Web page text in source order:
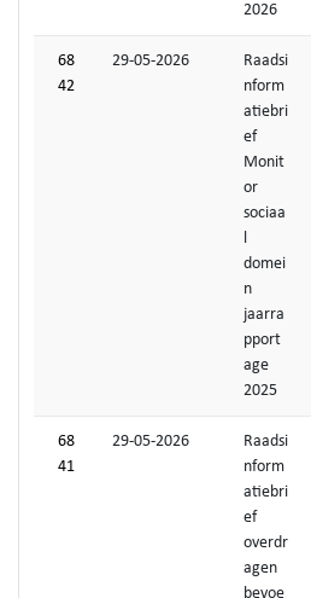
2026
68
42
29-05-2026
Raadsi
nform
atiebri
ef
Monit
or
sociaa
l
domei
n
jaarra
pport
age
2025
68
41
29-05-2026
Raadsi
nform
atiebri
ef
overdr
agen
bevoe